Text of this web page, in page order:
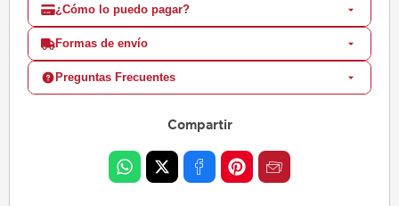
¿Cómo lo puedo pagar?
Formas de envío
Preguntas Frecuentes
Compartir